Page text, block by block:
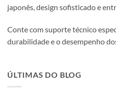
japonês, design sofisticado e
Conte com suporte técnico
durabilidade e o desempenho
ÚLTIMAS DO BLOG